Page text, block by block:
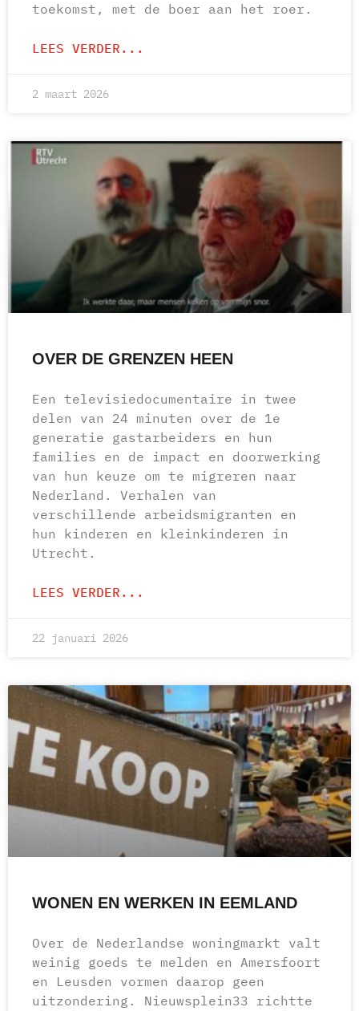
toekomst, met de boer aan het roer.
LEES VERDER...
2 maart 2026
OVER DE GRENZEN HEEN
Een televisiedocumentaire in twee
delen van 24 minuten over de 1e
generatie gastarbeiders en hun
families en de impact en doorwerking
van hun keuze om te migreren naar
Nederland. Verhalen van
verschillende arbeidsmigranten en
hun kinderen en kleinkinderen in
Utrecht.
LEES VERDER...
22 januari 2026
WONEN EN WERKEN IN EEMLAND
Over de Nederlandse woningmarkt valt
weinig goeds te melden en Amersfoort
en Leusden vormen daarop geen
uitzondering. Nieuwsplein33 richtte